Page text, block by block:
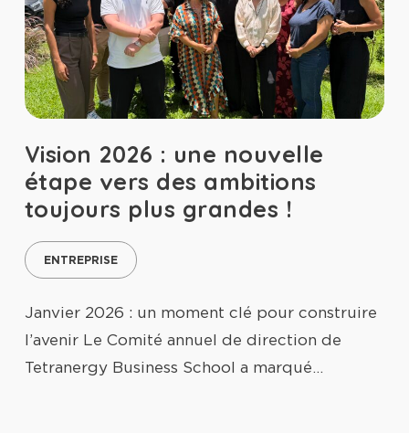
Vision 2026 : une nouvelle
étape vers des ambitions
toujours plus grandes !
ENTREPRISE
Janvier 2026 : un moment clé pour construire
l’avenir Le Comité annuel de direction de
Tetranergy Business School a marqué…